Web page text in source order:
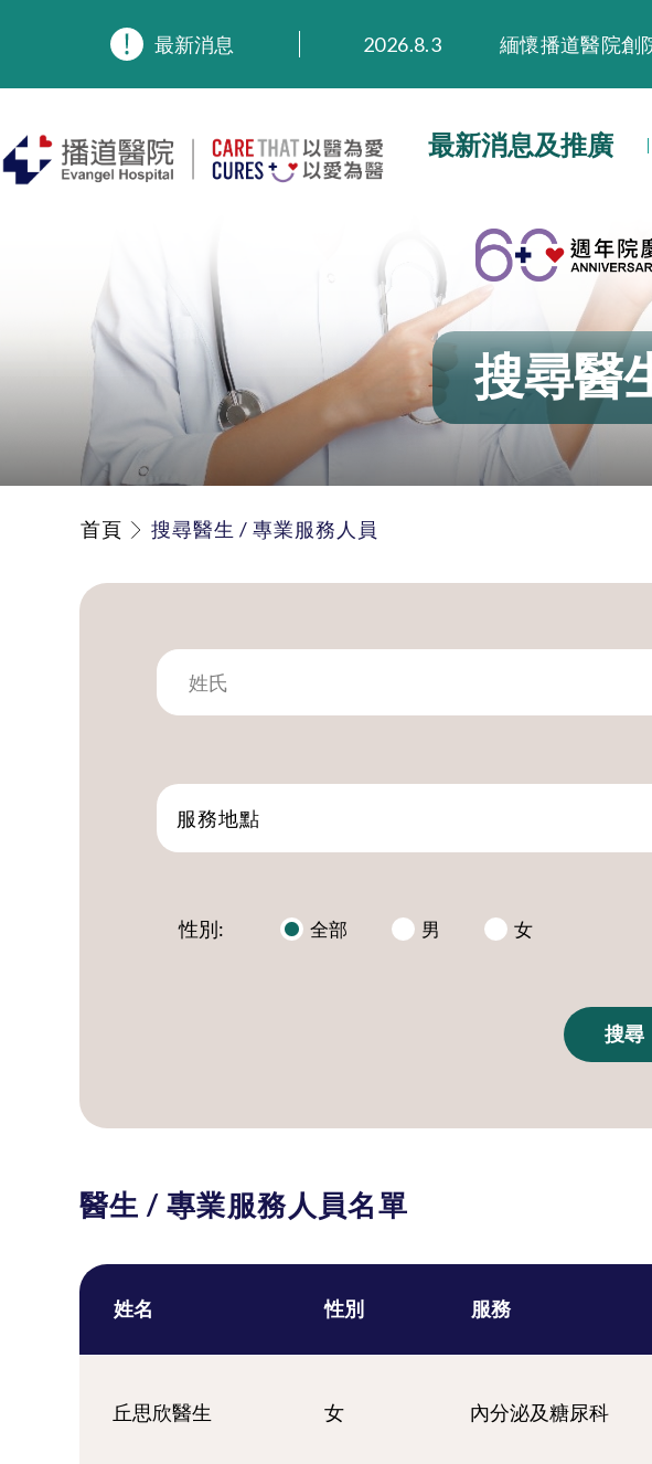
最新消息
晚間門診服務延
2025.11.27
播道醫院為大埔
2025.8.4
播道醫院體檢
播道醫院手機
最新消息及推廣
搜尋醫
首頁 搜尋醫生 / 專業服務人員
服務地點
性別: 全部 男 女
搜尋
醫生 / 專業服務人員名單
姓名 性別 服務
丘思欣醫生 女 內分泌及糖尿科